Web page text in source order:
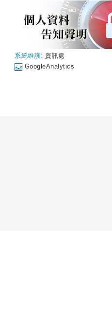
系統維護: 資訊處
GoogleAnalytics